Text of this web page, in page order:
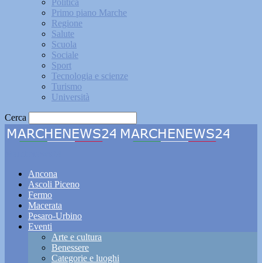
Politica
Primo piano Marche
Regione
Salute
Scuola
Sociale
Sport
Tecnologia e scienze
Turismo
Università
Cerca
Ancona
Ascoli Piceno
Fermo
Macerata
Pesaro-Urbino
Eventi
Arte e cultura
Benessere
Categorie e luoghi